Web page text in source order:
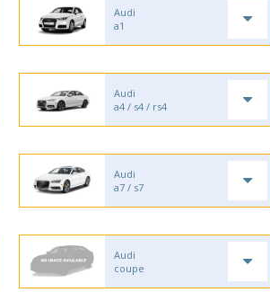
Audi
a1
Audi
a4 / s4 / rs4
Audi
a7 / s7
Audi
coupe